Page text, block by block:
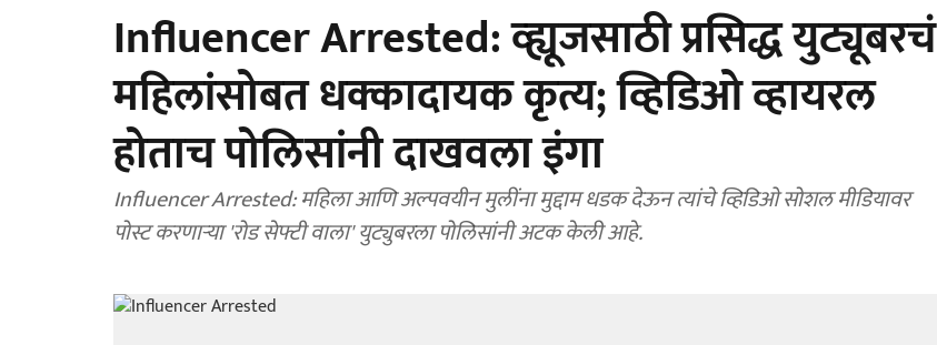
Influencer Arrested: व्ह्यूजसाठी प्रसिद्ध युट्यूबरचं
महिलांसोबत धक्कादायक कृत्य; व्हिडिओ व्हायरल
होताच पोलिसांनी दाखवला इंगा
Influencer Arrested: महिला आणि अल्पवयीन मुलींना मुद्दाम धडक देऊन त्यांचे व्हिडिओ सोशल मीडियावर
पोस्ट करणाऱ्या 'रोड सेफ्टी वाला' युट्युबरला पोलिसांनी अटक केली आहे.